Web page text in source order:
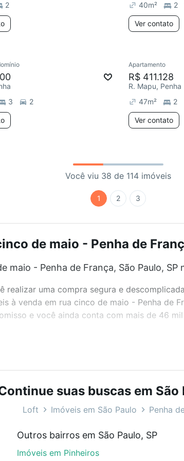
2
40m² 2
Ver contato
3 2
Apartamento
R$ 411.128
R. Mapu, Penha
47m² 2
Ver contato
Você viu 38 de 114 imóveis
1 2 3
de maio - Penha de
maio - Penha de França, São Paulo, SP
uma compra segura e
à venda em rua cinco de maio - Penha de
e você ainda conta com mais de 46
e até condomínios favoritos. Você
com o preço, metragem e comodidades,
São Paulo, SP ideal para você na Loft.
à venda em rua cinco de maio - Penha de
se adequar ao seu orçamento. Se ainda
suas buscas em São
Loft Imóveis em São Paulo Penha
Outros bairros em São Paulo, SP
Imóveis em Pinheiros